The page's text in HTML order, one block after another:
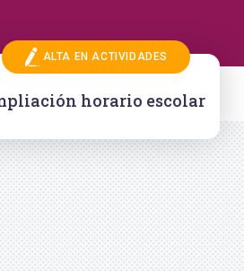
ALTA EN ACTIVIDADES
horario escolar